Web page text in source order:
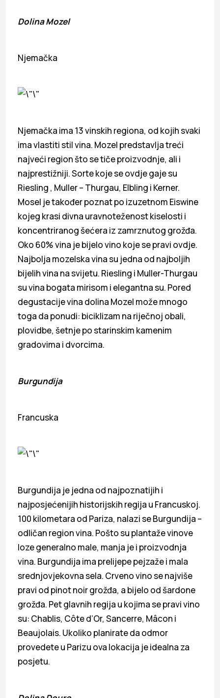
Dolina Mozel
Njemačka
Njemačka ima 13 vinskih regiona, od kojih svaki
ima vlastiti stil vina. Mozel predstavlja treći
najveći region što se tiče proizvodnje, ali i
najprestižniji. Sorte koje se ovdje gaje su
Riesling , Muller – Thurgau, Elbling i Kerner.
Mosel je također poznat po izuzetnom Eiswine
kojeg krasi divna uravnoteženost kiselosti i
koncentriranog šećera iz zamrznutog grožđa.
Oko 60% vina je bijelo vino koje se pravi ovdje.
Najbolja mozelska vina su jedna od najboljih
bijelih vina na svijetu. Riesling i Muller-Thurgau
su vina bogata mirisom i elegantna su. Pored
degustacije vina dolina Mozel može mnogo
toga da ponudi: biciklizam na riječnoj obali,
plovidbe, šetnje po starinskim kamenim
gradovima i dvorcima.
Burgundija
Francuska
Burgundija je jedna od najpoznatijih i
najposjećenijih historijskih regija u Francuskoj.
100 kilometara od Pariza, nalazi se Burgundija –
odličan region vina. Pošto su plantaže vinove
loze generalno male, manja je i proizvodnja
vina. Burgundija ima prelijepe pejzaže i mala
srednjovjekovna sela. Crveno vino se najviše
pravi od pinot noir grožđa, a bijelo od šardone
grožđa. Pet glavnih regija u kojima se pravi vino
su: Chablis, Côte d’Or, Sancerre, Mâcon i
Beaujolais. Ukoliko planirate da odmor
provedete u Parizu ova lokacija je idealna za
posjetu.